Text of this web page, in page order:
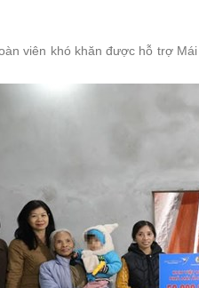
viên khó khăn được hỗ trợ